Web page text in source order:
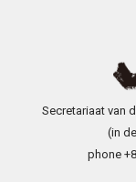
Secretariaat van
(in
phone